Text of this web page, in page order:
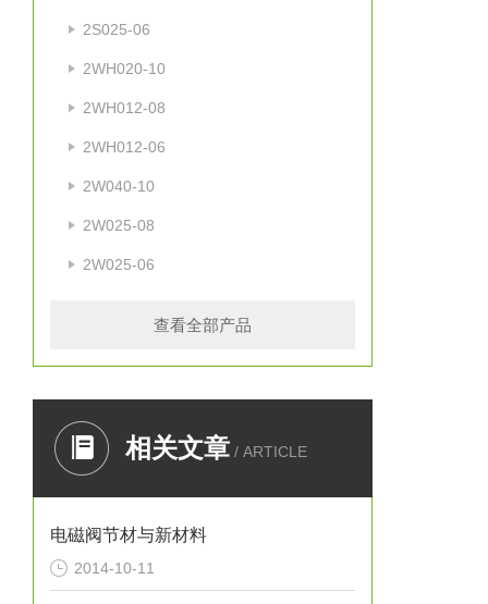
2S025-06
2WH020-10
2WH012-08
2WH012-06
2W040-10
2W025-08
2W025-06
查看全部产品
相关文章 / ARTICLE
电磁阀节材与新材料
2014-10-11